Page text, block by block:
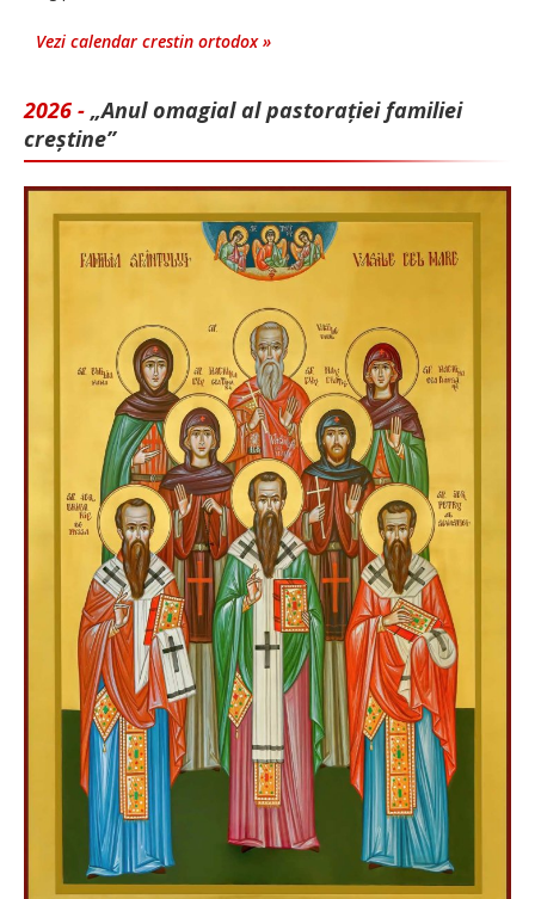
Vezi calendar crestin ortodox »
2026 - „Anul omagial al pastorației familiei
creștine”